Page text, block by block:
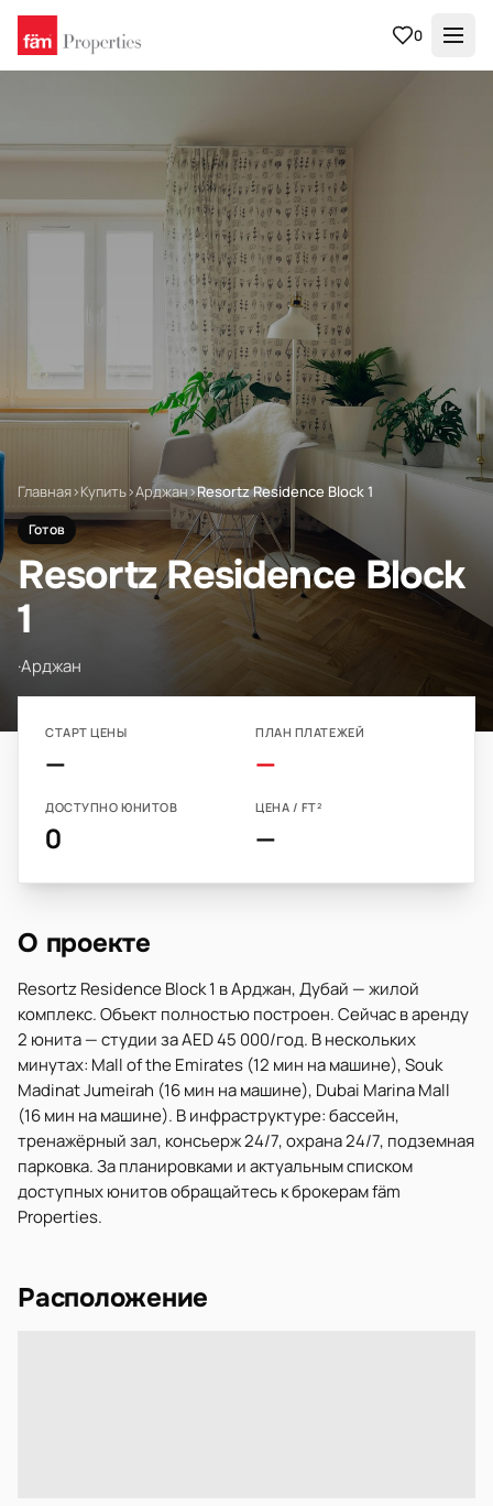
0
Главная›Купить›Арджан›Resortz Residence Block 1
Готов
Resortz Residence Block
1
·Арджан
СТАРТ ЦЕНЫ
—
ПЛАН ПЛАТЕЖЕЙ
—
ДОСТУПНО ЮНИТОВ
0
ЦЕНА / FT²
—
О проекте
Resortz Residence Block 1 в Арджан, Дубай — жилой
комплекс. Объект полностью построен. Сейчас в аренду
2 юнита — студии за AED 45 000/год. В нескольких
минутах: Mall of the Emirates (12 мин на машине), Souk
Madinat Jumeirah (16 мин на машине), Dubai Marina Mall
(16 мин на машине). В инфраструктуре: бассейн,
тренажёрный зал, консьерж 24/7, охрана 24/7, подземная
парковка. За планировками и актуальным списком
доступных юнитов обращайтесь к брокерам fäm
Properties.
Расположение